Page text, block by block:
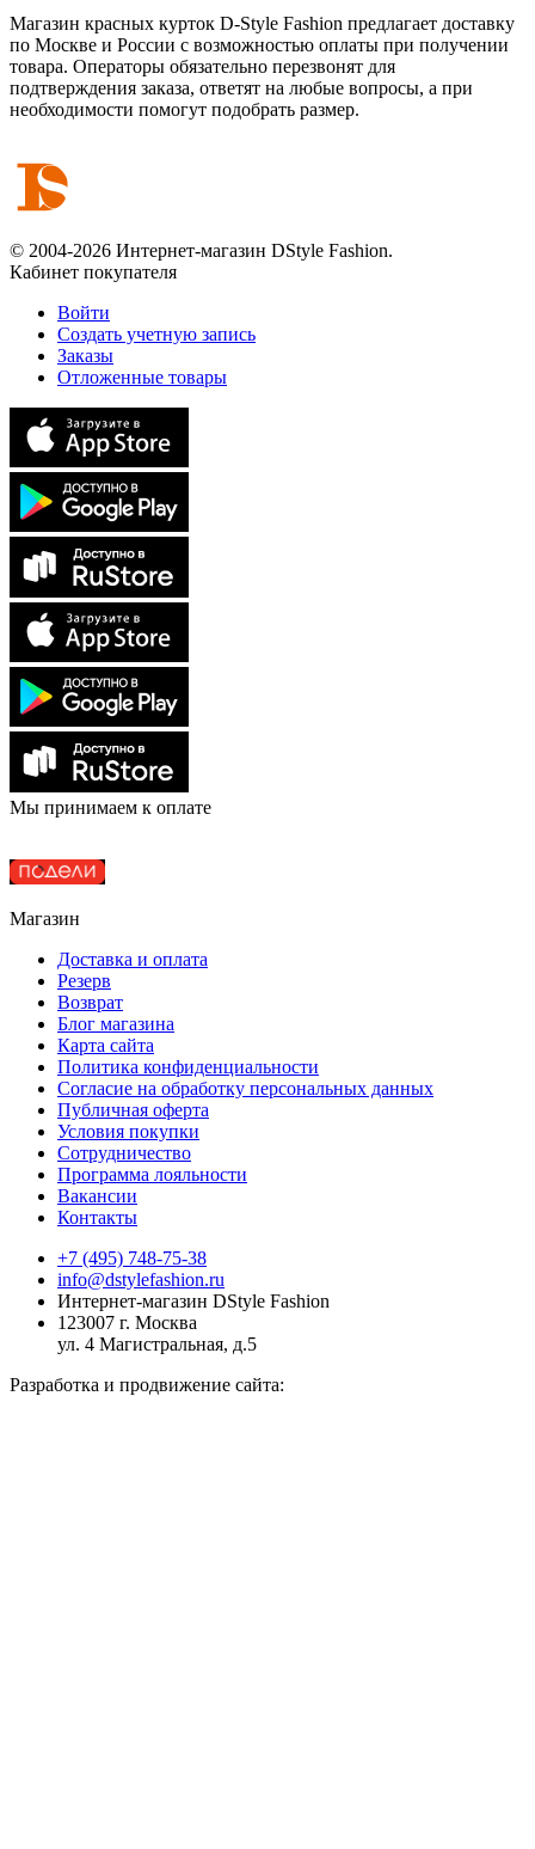
Магазин красных курток D-Style Fashion предлагает доставку
по Москве и России с возможностью оплаты при получении
товара. Операторы обязательно перезвонят для
подтверждения заказа, ответят на любые вопросы, а при
необходимости помогут подобрать размер.
© 2004-2026 Интернет-магазин DStyle Fashion.
Кабинет покупателя
Войти
Создать учетную запись
Заказы
Отложенные товары
Мы принимаем к оплате
Магазин
Доставка и оплата
Резерв
Возврат
Блог магазина
Карта сайта
Политика конфиденциальности
Согласие на обработку персональных данных
Публичная оферта
Условия покупки
Сотрудничество
Программа лояльности
Вакансии
Контакты
+7 (495) 748-75-38
info@dstylefashion.ru
Интернет-магазин DStyle Fashion
123007 г. Москва
ул. 4 Магистральная, д.5
Разработка и продвижение сайта: